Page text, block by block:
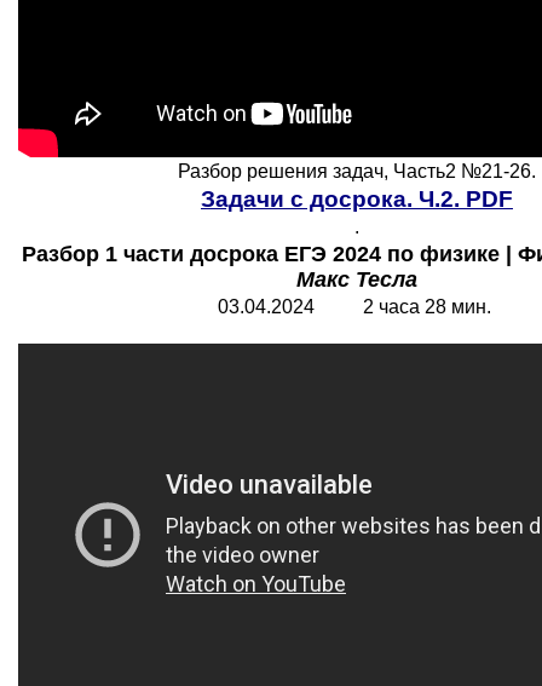
Разбор решения задач, Часть2 №21-26.
Задачи с досрока. Ч.2. PDF
.
Разбор 1 части досрока ЕГЭ 2024 по физике |
Макс Тесла
03.04.2024 2 часа 28 мин.